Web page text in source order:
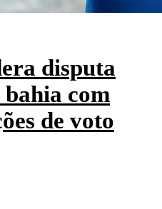
disputa
com
de voto